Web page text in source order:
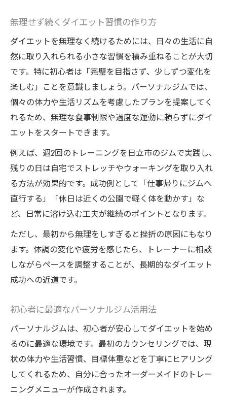
無理せず続くダイエット習慣の作り方
ダイエットを無理なく続けるためには、日々の生活に自
然に取り入れられる小さな習慣を積み重ねることが大切
です。特に初心者は「完璧を目指さず、少しずつ変化を
楽しむ」ことを意識しましょう。パーソナルジムでは、
個々の体力や生活リズムを考慮したプランを提案してく
れるため、無理な食事制限や過度な運動に頼らずにダイ
エットをスタートできます。
例えば、週2回のトレーニングを日立市のジムで実践し、
残りの日は自宅でストレッチやウォーキングを取り入れ
る方法が効果的です。成功例として「仕事帰りにジムへ
直行する」「休日は近くの公園で軽く体を動かす」な
ど、日常に溶け込む工夫が継続のポイントとなります。
ただし、最初から無理をしすぎると挫折の原因にもなり
ます。体調の変化や疲労を感じたら、トレーナーに相談
しながらペースを調整することが、長期的なダイエット
成功への近道です。
初心者に最適なパーソナルジム活用法
パーソナルジムは、初心者が安心してダイエットを始め
るのに最適な環境です。最初のカウンセリングでは、現
状の体力や生活習慣、目標体重などを丁寧にヒアリング
してくれるため、自分に合ったオーダーメイドのトレー
ニングメニューが作成されます。